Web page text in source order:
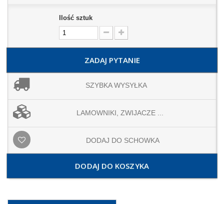
Ilość sztuk
ZADAJ PYTANIE
SZYBKA WYSYŁKA
LAMOWNIKI, ZWIJACZE ...
DODAJ DO SCHOWKA
DODAJ DO KOSZYKA